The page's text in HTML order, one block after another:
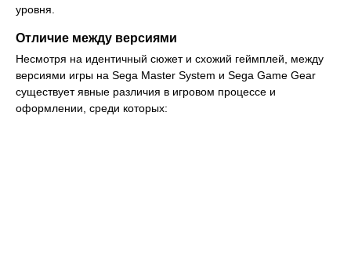
уровня.
Отличие между версиями
Несмотря на идентичный сюжет и схожий геймплей, между
версиями игры на Sega Master System и Sega Game Gear
существует явные различия в игровом процессе и
оформлении, среди которых: